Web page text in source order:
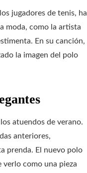
jugadores de tenis, ha
moda, como la artista
En su canción,
la imagen del polo
atuendos de verano.
anteriores,
prenda. El nuevo polo
como una pieza